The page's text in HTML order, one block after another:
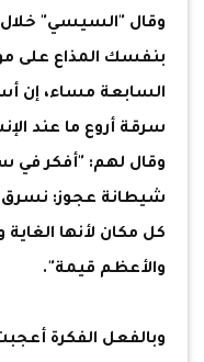
وقال "السيسي" خلال
بنفسك المذاع على
السابعة مساء، إن
سرقة أروع ما عند
وقال لهم: "أفكر في
شيطانة عجوز: نسرق
كل مكان لأنها
والأعظم قيمة".
وبالفعل الفكرة